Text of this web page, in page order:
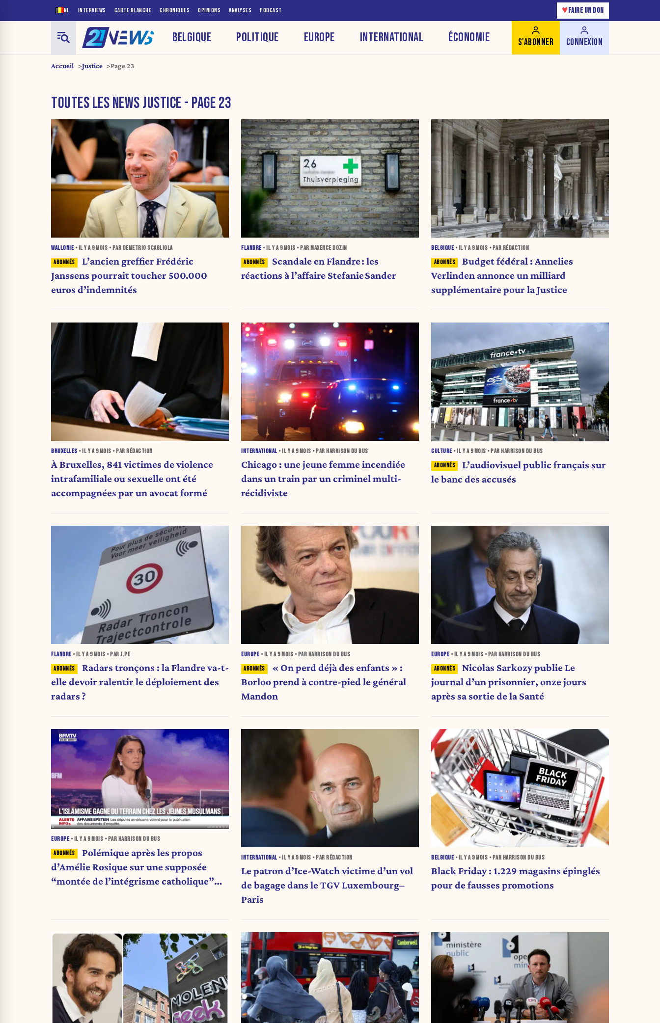
NL INTERVIEWS CARTE BLANCHE CHRONIQUES OPINIONS ANALYSES PODCAST ♥ FAIRE UN DON
BELGIQUE POLITIQUE EUROPE INTERNATIONAL ÉCONOMIE S'ABONNER CONNEXION
Accueil Justice Page 23
TOUTES LES NEWS JUSTICE - PAGE 23
WALLONIE • IL Y A9 MOIS • PAR DEMETRIO SCAGLIOLA
L’ancien greffier Frédéric
Janssens pourrait toucher 500.000
euros d’indemnités
FLANDRE • IL Y A9 MOIS • PAR MAXENCE DOZIN
Scandale en Flandre : les
réactions à l’affaire Stefanie Sander
BELGIQUE • IL Y A9 MOIS • PAR RÉDACTION
Budget fédéral : Annelies
Verlinden annonce un milliard
supplémentaire pour la Justice
BRUXELLES • IL Y A9 MOIS • PAR RÉDACTION
À Bruxelles, 841 victimes de violence
intrafamiliale ou sexuelle ont été
accompagnées par un avocat formé
INTERNATIONAL • IL Y A9 MOIS • PAR HARRISON DU BUS
Chicago : une jeune femme incendiée
dans un train par un criminel multi-
récidiviste
CULTURE • IL Y A9 MOIS • PAR HARRISON DU BUS
L’audiovisuel public français sur
le banc des accusés
FLANDRE • IL Y A9 MOIS • PAR J.PE
Radars tronçons : la Flandre va-t-
elle devoir ralentir le déploiement des
radars ?
EUROPE • IL Y A9 MOIS • PAR HARRISON DU BUS
« On perd déjà des enfants » :
Borloo prend à contre-pied le général
Mandon
EUROPE • IL Y A9 MOIS • PAR HARRISON DU BUS
Nicolas Sarkozy publie Le
journal d’un prisonnier, onze jours
après sa sortie de la Santé
EUROPE • IL Y A9 MOIS • PAR HARRISON DU BUS
Polémique après les propos
d’Amélie Rosique sur une supposée
“montée de l’intégrisme catholique”
INTERNATIONAL • IL Y A9 MOIS • PAR RÉDACTION
Le patron d’Ice-Watch victime d’un vol
de bagage dans le TGV Luxembourg–
Paris
BELGIQUE • IL Y A9 MOIS • PAR HARRISON DU BUS
Black Friday : 1.229 magasins épinglés
pour de fausses promotions